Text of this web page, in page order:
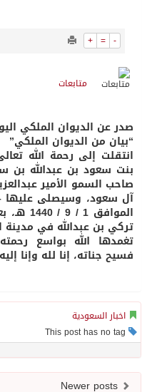
+ = -
متابعات
صدر عن الديوان الملكي
“بيان من الديوان الملكي”
انتقلت إلى رحمة الله
بنت سعود بن عبدالله
صاحب السمو الأمير
آل سعود، وسيصلى عليها
تركي بن عبدالله في مدينة
تغمدها الله بواسع
فسيح جناته، إنا لله وإنا
اخبار السعودية